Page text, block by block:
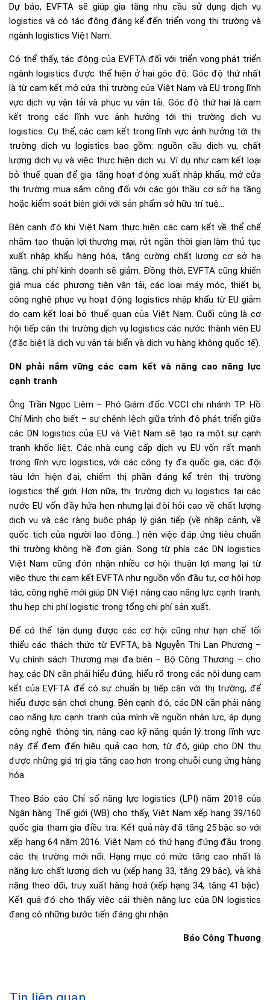
Dự báo, EVFTA sẽ giúp gia tăng nhu cầu sử dụng dịch vụ
logistics và có tác động đáng kể đến triển vọng thị trường và
ngành logistics Việt Nam.
Có thể thấy, tác động của EVFTA đối với triển vọng phát triển
ngành logistics được thể hiện ở hai góc độ. Góc độ thứ nhất
là từ cam kết mở cửa thị trường của Việt Nam và EU trong lĩnh
vực dịch vụ vận tải và phục vụ vận tải. Góc độ thứ hai là cam
kết trong các lĩnh vực ảnh hưởng tới thị trường dịch vụ
logistics. Cụ thể, các cam kết trong lĩnh vực ảnh hưởng tới thị
trường dịch vụ logistics bao gồm: nguồn cầu dịch vụ, chất
lượng dịch vụ và việc thực hiện dịch vụ. Ví dụ như cam kết loại
bỏ thuế quan để gia tăng hoạt động xuất nhập khẩu, mở cửa
thị trường mua sắm công đối với các gói thầu cơ sở hạ tầng
hoặc kiểm soát biên giới với sản phẩm sở hữu trí tuệ…
Bên cạnh đó khi Việt Nam thực hiện các cam kết về thể chế
nhằm tạo thuận lợi thương mại, rút ngắn thời gian làm thủ tục
xuất nhập khẩu hàng hóa, tăng cường chất lượng cơ sở hạ
tầng, chi phí kinh doanh sẽ giảm. Đồng thời, EVFTA cũng khiến
giá mua các phương tiện vận tải, các loại máy móc, thiết bị,
công nghệ phục vụ hoạt động logistics nhập khẩu từ EU giảm
do cam kết loại bỏ thuế quan của Việt Nam. Cuối cùng là cơ
hội tiếp cận thị trường dịch vụ logistics các nước thành viên EU
(đặc biệt là dịch vụ vận tải biển và dịch vụ hàng không quốc tế).
DN phải nắm vững các cam kết và nâng cao năng lực
cạnh tranh
Ông Trần Ngọc Liêm – Phó Giám đốc VCCI chi nhánh TP. Hồ
Chí Minh cho biết – sự chênh lệch giữa trình độ phát triển giữa
các DN logistics của EU và Việt Nam sẽ tạo ra một sự cạnh
tranh khốc liệt. Các nhà cung cấp dịch vụ EU vốn rất mạnh
trong lĩnh vực logistics, với các công ty đa quốc gia, các đội
tàu lớn hiện đại, chiếm thị phần đáng kể trên thị trường
logistics thế giới. Hơn nữa, thị trường dịch vụ logistics tại các
nước EU vốn đầy hứa hẹn nhưng lại đòi hỏi cao về chất lượng
dịch vụ và các ràng buộc pháp lý gián tiếp (về nhập cảnh, về
quốc tịch của người lao động…) nên việc đáp ứng tiêu chuẩn
thị trường không hề đơn giản. Song từ phía các DN logistics
Việt Nam cũng đón nhận nhiều cơ hội thuận lợi mang lại từ
việc thực thi cam kết EVFTA như nguồn vốn đầu tư, cơ hội hợp
tác, công nghệ mới giúp DN Việt nâng cao năng lực cạnh tranh,
thu hẹp chi phí logistic trong tổng chi phí sản xuất.
Để có thể tận dụng được các cơ hội cũng như hạn chế tối
thiểu các thách thức từ EVFTA, bà Nguyễn Thị Lan Phương –
Vụ chính sách Thương mại đa biên – Bộ Công Thương – cho
hay, các DN cần phải hiểu đúng, hiểu rõ trong các nội dung cam
kết của EVFTA để có sự chuẩn bị tiếp cận với thị trường, để
hiểu được sân chơi chung. Bên cạnh đó, các DN cần phải nâng
cao năng lực cạnh tranh của mình về nguồn nhân lực, áp dụng
công nghệ thông tin, nâng cao kỹ năng quản lý trong lĩnh vực
này để đem đến hiệu quả cao hơn, từ đó, giúp cho DN thu
được những giá trị gia tăng cao hơn trong chuỗi cung ứng hàng
hóa.
Theo Báo cáo Chỉ số năng lực logistics (LPI) năm 2018 của
Ngân hàng Thế giới (WB) cho thấy, Việt Nam xếp hạng 39/160
quốc gia tham gia điều tra. Kết quả này đã tăng 25 bậc so với
xếp hạng 64 năm 2016. Việt Nam có thứ hạng đứng đầu trong
các thị trường mới nổi. Hạng mục có mức tăng cao nhất là
năng lực chất lượng dịch vụ (xếp hạng 33, tăng 29 bậc), và khả
năng theo dõi, truy xuất hàng hoá (xếp hạng 34, tăng 41 bậc).
Kết quả đó cho thấy việc cải thiện năng lực của DN logistics
đang có những bước tiến đáng ghi nhận.
Báo Công Thương